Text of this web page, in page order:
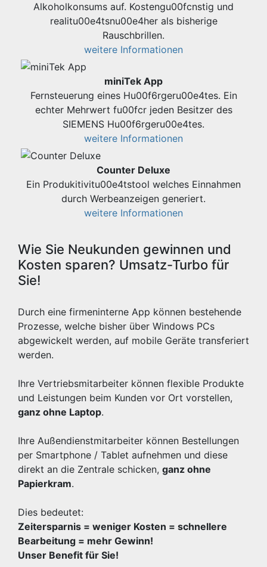
Alkoholkonsums auf. Kostengu00fcnstig und
realitu00e4tsnu00e4her als bisherige
Rauschbrillen.
weitere Informationen
miniTek App
Fernsteuerung eines Hu00f6rgeru00e4tes. Ein
echter Mehrwert fu00fcr jeden Besitzer des
SIEMENS Hu00f6rgeru00e4tes.
weitere Informationen
Counter Deluxe
Ein Produkitivitu00e4tstool welches Einnahmen
durch Werbeanzeigen generiert.
weitere Informationen
Wie Sie Neukunden gewinnen und
Kosten sparen? Umsatz-Turbo für
Sie!
Durch eine firmeninterne App können bestehende
Prozesse, welche bisher über Windows PCs
abgewickelt werden, auf mobile Geräte transferiert
werden.
Ihre Vertriebsmitarbeiter können flexible Produkte
und Leistungen beim Kunden vor Ort vorstellen,
ganz ohne Laptop.
Ihre Außendienstmitarbeiter können Bestellungen
per Smartphone / Tablet aufnehmen und diese
direkt an die Zentrale schicken, ganz ohne
Papierkram.
Dies bedeutet:
Zeitersparnis = weniger Kosten = schnellere
Bearbeitung = mehr Gewinn!
Unser Benefit für Sie!